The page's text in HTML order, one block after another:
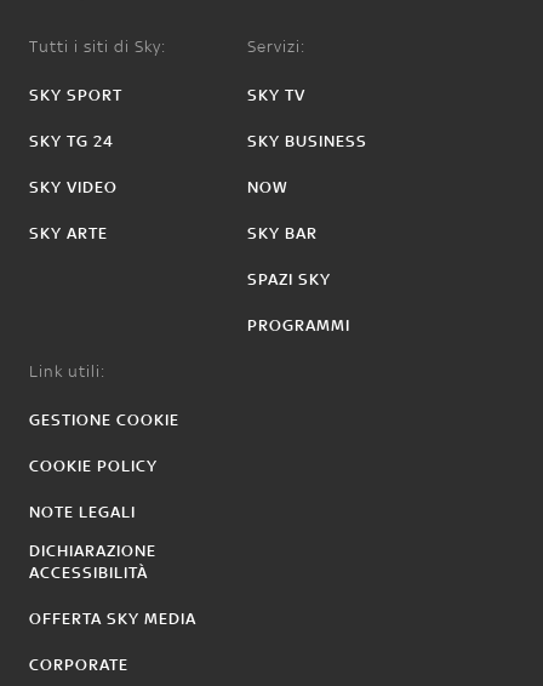
Tutti i siti di Sky:
SKY SPORT
SKY TG 24
SKY VIDEO
SKY ARTE
Servizi:
SKY TV
SKY BUSINESS
NOW
SKY BAR
SPAZI SKY
PROGRAMMI
Link utili:
GESTIONE COOKIE
COOKIE POLICY
NOTE LEGALI
DICHIARAZIONE
ACCESSIBILITÀ
OFFERTA SKY MEDIA
CORPORATE